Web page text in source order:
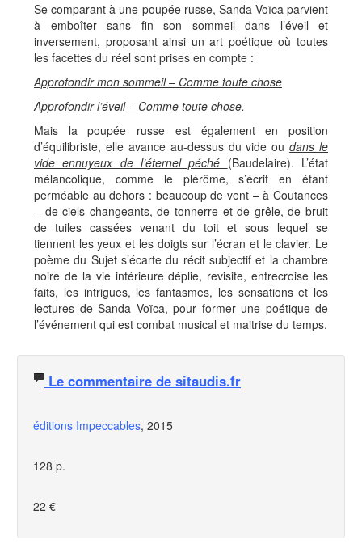
Se comparant à une poupée russe, Sanda Voïca parvient
à emboîter sans fin son sommeil dans l’éveil et
inversement, proposant ainsi un art poétique où toutes
les facettes du réel sont prises en compte :
Approfondir mon sommeil – Comme toute chose
Approfondir l’éveil – Comme toute chose.
Mais la poupée russe est également en position
d’équilibriste, elle avance au-dessus du vide oudans le
vide ennuyeux de l’éternel péché (Baudelaire). L’état
mélancolique, comme le plérôme, s’écrit en étant
perméable au dehors : beaucoup de vent – à Coutances
– de ciels changeants, de tonnerre et de grêle, de bruit
de tuiles cassées venant du toit et sous lequel se
tiennent les yeux et les doigts sur l’écran et le clavier. Le
poème du Sujet s’écarte du récit subjectif et la chambre
noire de la vie intérieure déplie, revisite, entrecroise les
faits, les intrigues, les fantasmes, les sensations et les
lectures de Sanda Voïca, pour former une poétique de
l’événement qui est combat musical et maitrise du temps.
Le commentaire de sitaudis.fr
éditions Impeccables, 2015
128 p.
22 €